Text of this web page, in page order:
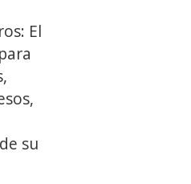
El
su